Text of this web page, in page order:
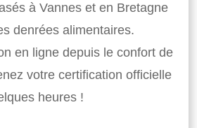
à Vannes et en Bretagne
denrées alimentaires.
en ligne depuis le confort de
votre certification officielle
heures !